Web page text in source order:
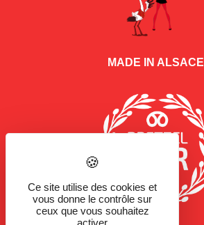
MADE IN ALSACE
Ce site utilise des cookies et
vous donne le contrôle sur
ceux que vous souhaitez
activer